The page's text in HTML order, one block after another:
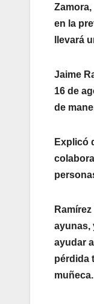
en la
llevará
Jaime
16 de
de
Explicó
ayunas,
ayudar
pérdida
muñeca.